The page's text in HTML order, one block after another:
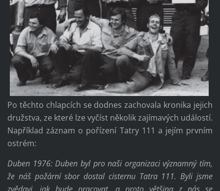
Po těchto chlapcích se dodnes zachovala kronika jejich
družstva, ze které lze vyčíst několik zajímavých událostí.
Například záznam o pořízení Tatry 111 a jejím prvním
ostrém:
Duben 1976: Duben byl pro naši organizaci významný tím,
že náš požární sbor dostal cisternu Tatra 111. Byli jsme